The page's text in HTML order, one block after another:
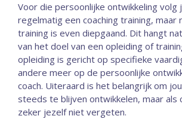
Voor die persoonlijke ontwikkeling volg
regelmatig een coaching training, maar
training is even diepgaand. Dit hangt
van het doel van een opleiding of
opleiding is gericht op specifieke
andere meer op de persoonlijke
coach. Uiteraard is het belangrijk om
steeds te blijven ontwikkelen, maar als
zeker jezelf niet vergeten.